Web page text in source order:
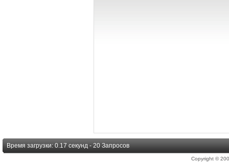
Время загрузки: 0.17 секунд - 20 Запросов
Copyright ©